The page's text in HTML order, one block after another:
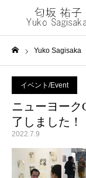
Yuko Sagisaka
イベント/Event
ニューヨーク
了しました！
2022.7.9